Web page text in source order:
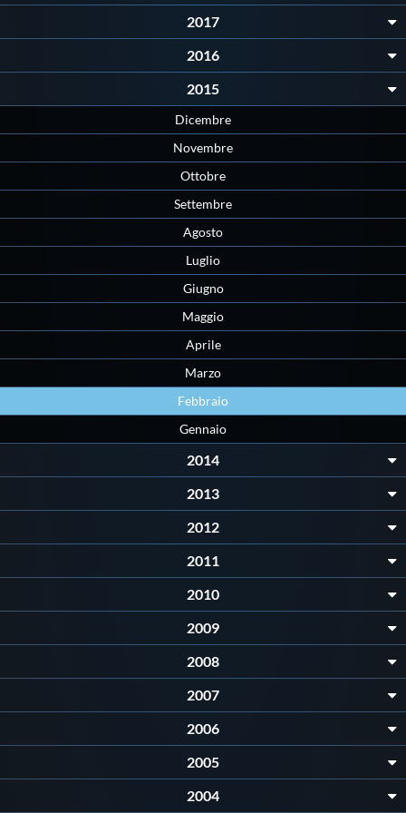
Intranet
Webmail
Contatti
Mappa del sito
2017
2016
2015
Dicembre
Novembre
Ottobre
Settembre
Agosto
Luglio
Giugno
Maggio
Aprile
Marzo
Febbraio
Gennaio
2014
2013
2012
2011
2010
2009
2008
2007
2006
2005
2004